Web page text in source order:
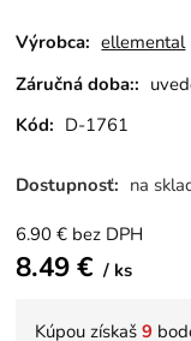
Výrobca: ellemental
Záručná doba::
Kód: D-1761
Dostupnosť: na
6.90 € bez DPH
8.49€ ks
Kúpou získaš9